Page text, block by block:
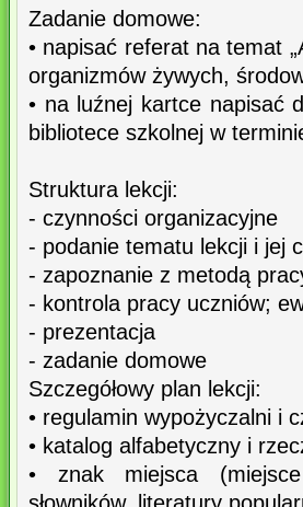
Zadanie domowe:
• napisać referat na temat
organizmów żywych,
• na luźnej kartce napisać
bibliotece szkolnej w
Struktura lekcji:
- czynności organizacyjne
- podanie tematu lekcji i jej
- zapoznanie z metodą
- kontrola pracy uczniów;
- prezentacja
- zadanie domowe
Szczegółowy plan lekcji:
• regulamin wypożyczalni i
• katalog alfabetyczny i
• znak miejsca (miejsce